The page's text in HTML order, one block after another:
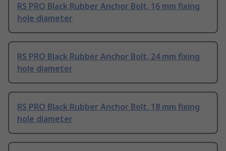
RS PRO Black Rubber Anchor Bolt, 16 mm fixing
hole diameter
RS PRO Black Rubber Anchor Bolt, 24 mm fixing
hole diameter
RS PRO Black Rubber Anchor Bolt, 18 mm fixing
hole diameter